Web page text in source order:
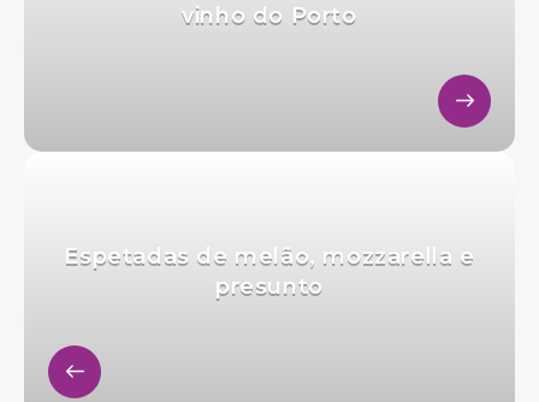
vinho do Porto
Espetadas de melão, mozzarella e
presunto